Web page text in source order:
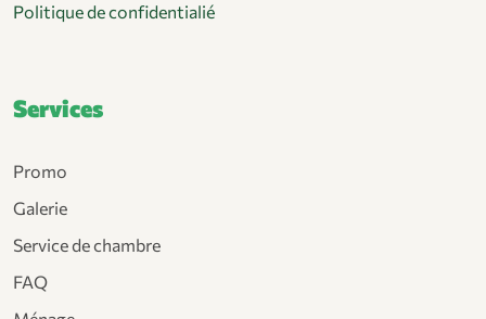
Politique de confidentialié
Services
Promo
Galerie
Service de chambre
FAQ